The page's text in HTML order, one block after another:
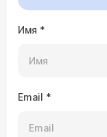
Имя *
Email *